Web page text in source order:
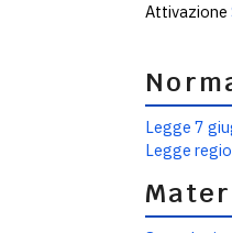
Attivazione
Legge 7
Legge